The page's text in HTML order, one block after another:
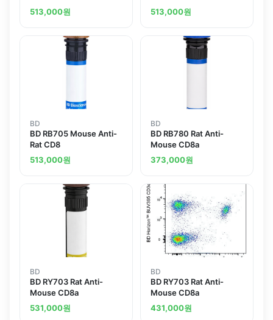
513,000원
513,000원
BD
BD RB705 Mouse Anti-
Rat CD8
513,000원
BD
BD RB780 Rat Anti-
Mouse CD8a
373,000원
BD
BD RY703 Rat Anti-
Mouse CD8a
531,000원
BD
BD RY703 Rat Anti-
Mouse CD8a
431,000원